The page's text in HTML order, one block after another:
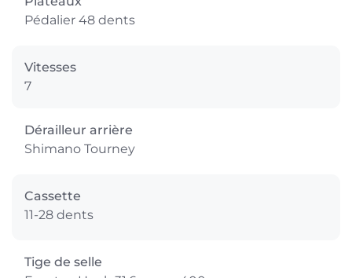
Pédalier 48 dents
Vitesses
7
Dérailleur arrière
Shimano Tourney
Cassette
11-28 dents
Tige de selle